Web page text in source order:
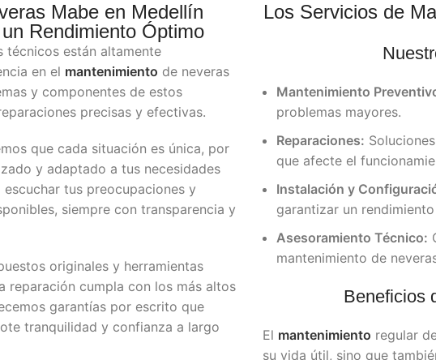
Mabe en Medellín
Rendimiento Óptimo
técnicos están altamente
en el mantenimiento de neveras
y componentes de estos
precisas y efectivas.
que cada situación es única, por
y adaptado a tus necesidades
tus preocupaciones y
siempre con transparencia y
originales y herramientas
reparación cumpla con los más altos
garantías por escrito que
tranquilidad y confianza a largo
Los Servicios de
Mantenimiento
problemas mayores.
Reparaciones:
que afecte el
Instalación y
garantizar un
Asesoramiento Técnico:
mantenimiento de
Beneficios
El mantenimiento regular
su vida útil, sino que